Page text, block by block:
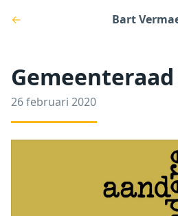
← Bart
Gemeenteraad
26 februari 2020